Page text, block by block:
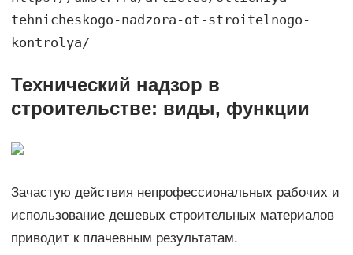
tehnicheskogo-nadzora-ot-stroitelnogo-
kontrolya/
Технический надзор в
строительстве: виды, функции
Зачастую действия непрофессиональных рабочих и
использование дешевых строительных материалов
приводит к плачевным результатам.